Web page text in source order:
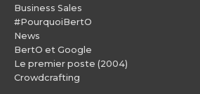
Business Sales
#PourquoiBertO
News
BertO et Google
Le premier poste (2004)
Crowdcrafting